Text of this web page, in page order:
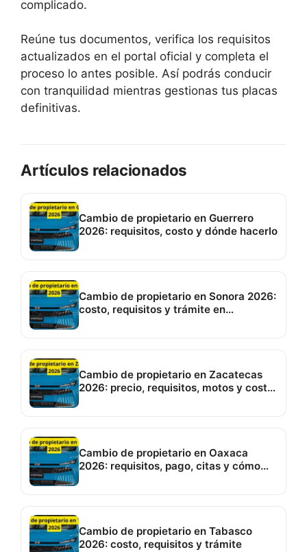
complicado.
Reúne tus documentos, verifica los requisitos
actualizados en el portal oficial y completa el
proceso lo antes posible. Así podrás conducir
con tranquilidad mientras gestionas tus placas
definitivas.
Artículos relacionados
Cambio de propietario en Guerrero
2026: requisitos, costo y dónde hacerlo
Cambio de propietario en Sonora 2026:
costo, requisitos y trámite en
Cambio de propietario en Zacatecas
2026: precio, requisitos, motos y costo
Cambio de propietario en Oaxaca
2026: requisitos, pago, citas y cómo
Cambio de propietario en Tabasco
2026: costo, requisitos y trámite